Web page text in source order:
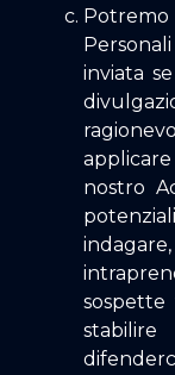
inviata
nostro
sospette